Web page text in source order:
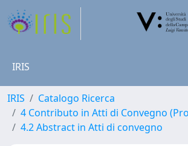
IRIS
IRIS
Catalogo Ricerca
4 Contributo in Atti di Convegno
4.2 Abstract in Atti di convegno